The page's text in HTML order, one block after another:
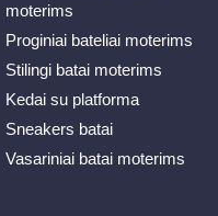
moterims
Proginiai bateliai moterims
Stilingi batai moterims
Kedai su platforma
Sneakers batai
Vasariniai batai moterims